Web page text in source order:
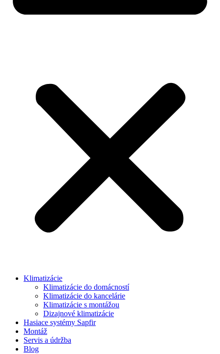
Klimatizácie
Klimatizácie do domácností
Klimatizácie do kancelárie
Klimatizácie s montážou
Dizajnové klimatizácie
Hasiace systémy Sapfir
Montáž
Servis a údržba
Blog